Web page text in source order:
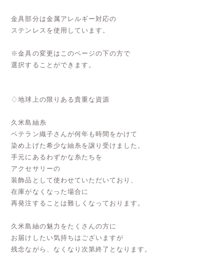
金具部分は金属アレルギー対応の
ステンレスを使用しています。
※金具の変更はこのページの下の方で
選択することができます。
♢地球上の限りある貴重な資源
久米島紬糸
ベテラン織子さんが何年も時間をかけて
染め上げた希少な紬糸を譲り受けました。
手元にあるわずかな糸たちを
アクセサリーの
装飾品として使わせていただいており、
在庫がなくなった場合に
再発注することは難しくなっております。
久米島紬の魅力をたくさんの方に
お届けしたい気持ちはございますが
残念ながら、なくなり次第終了となります。